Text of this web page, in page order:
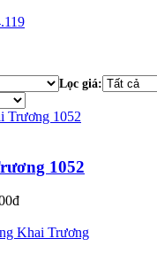
Lọc giá:
1052